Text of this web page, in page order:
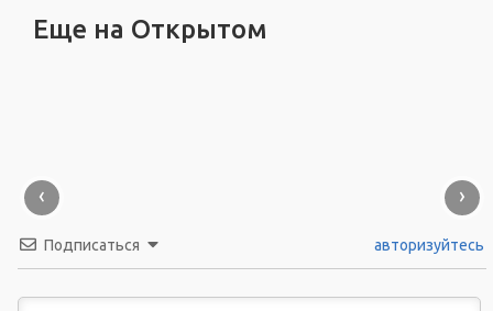
Еще на Открытом
‹ ›
Подписаться авторизуйтесь